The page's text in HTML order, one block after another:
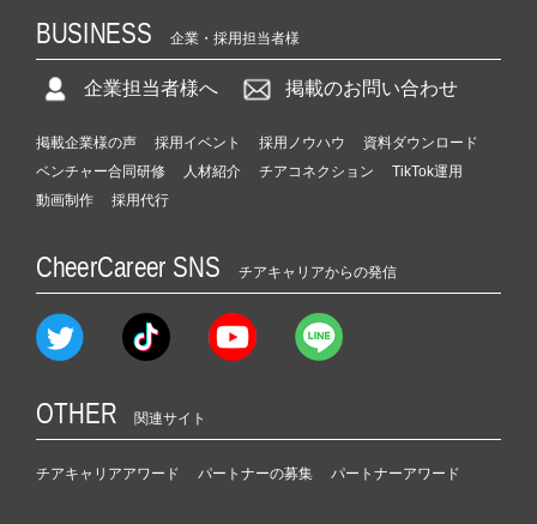
BUSINESS 企業・採用担当者様
企業担当者様へ 掲載のお問い合わせ
掲載企業様の声 採用イベント 採用ノウハウ
資料ダウンロード
ベンチャー合同研修
人材紹介 チアコネクション
TikTok運用
動画制作
採用代行
CheerCareer SNS チアキャリアからの発信
OTHER 関連サイト
チアキャリアアワード パートナーの募集 パートナーアワード